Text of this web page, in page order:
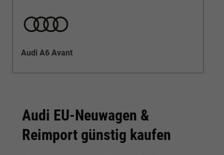
Audi A6 Avant
Audi EU-Neuwagen &
Reimport günstig kaufen